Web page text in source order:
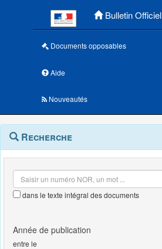
Bulletin Officiel
Documents opposables
Aide
Nouveautés
Navigation
outils
Menu
contextuel
Recherche
dans le texte intégral des documents
entre le